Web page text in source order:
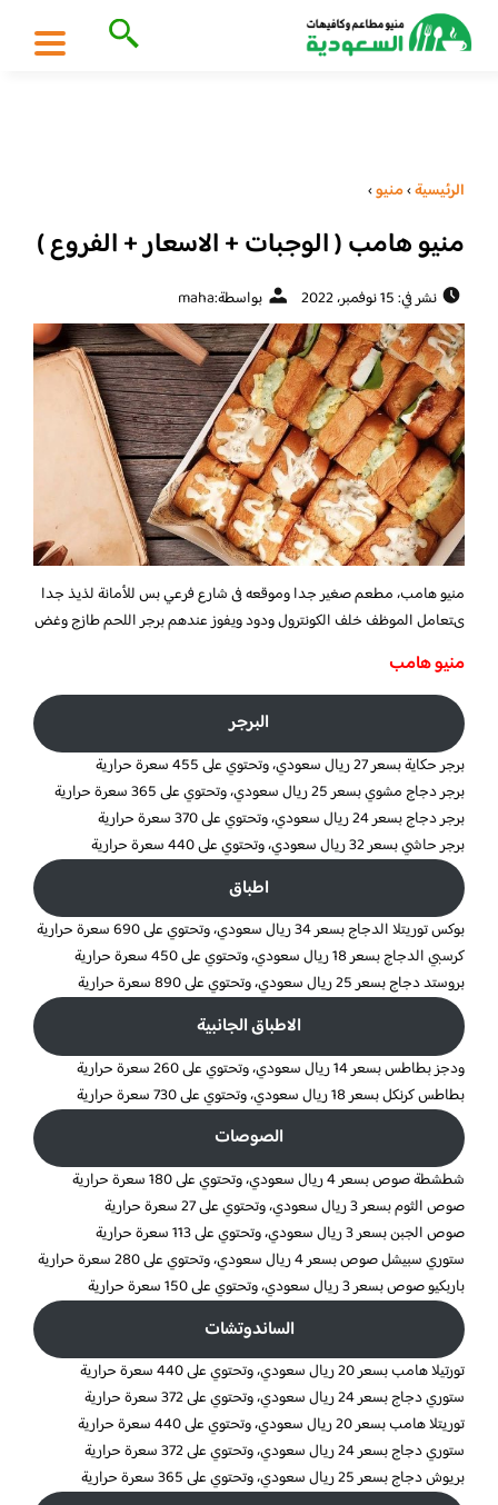
الرئيسية›منيو›
منيو هامب ( الوجبات + الاسعار + الفروع )
نشر في: 15 نوفمبر، 2022 بواسطة:maha
منيو هامب، مطعم صغير جدا وموقعه فى شارع فرعي بس للأمانة لذيذ جدا
ىتعامل الموظف خلف الكونترول ودود ويفوز عندهم برجر اللحم طازج وغض
منيو هامب
البرجر
برجر حكاية بسعر 27 ريال سعودي، وتحتوي على 455 سعرة حرارية
برجر دجاج مشوي بسعر 25 ريال سعودي، وتحتوي على 365 سعرة حرارية
برجر دجاج بسعر 24 ريال سعودي، وتحتوي على 370 سعرة حرارية
برجر حاشي بسعر 32 ريال سعودي، وتحتوي على 440 سعرة حرارية
اطباق
بوكس توريتلا الدجاج بسعر 34 ريال سعودي، وتحتوي على 690 سعرة حرارية
كرسبي الدجاج بسعر 18 ريال سعودي، وتحتوي على 450 سعرة حرارية
بروستد دجاج بسعر 25 ريال سعودي، وتحتوي على 890 سعرة حرارية
الاطباق الجانبية
ودجز بطاطس بسعر 14 ريال سعودي، وتحتوي على 260 سعرة حرارية
بطاطس كرنكل بسعر 18 ريال سعودي، وتحتوي على 730 سعرة حرارية
الصوصات
شطشطة صوص بسعر 4 ريال سعودي، وتحتوي على 180 سعرة حرارية
صوص الثوم بسعر 3 ريال سعودي، وتحتوي على 27 سعرة حرارية
صوص الجبن بسعر 3 ريال سعودي، وتحتوي على 113 سعرة حرارية
ستوري سبيشل صوص بسعر 4 ريال سعودي، وتحتوي على 280 سعرة حرارية
باربكيو صوص بسعر 3 ريال سعودي، وتحتوي على 150 سعرة حرارية
الساندوتشات
تورتيلا هامب بسعر 20 ريال سعودي، وتحتوي على 440 سعرة حرارية
ستوري دجاج بسعر 24 ريال سعودي، وتحتوي على 372 سعرة حرارية
توريتلا هامب بسعر 20 ريال سعودي، وتحتوي على 440 سعرة حرارية
ستوري دجاج بسعر 24 ريال سعودي، وتحتوي على 372 سعرة حرارية
بريوش دجاج بسعر 25 ريال سعودي، وتحتوي على 365 سعرة حرارية